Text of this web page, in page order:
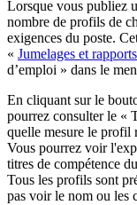
Lorsque vous publiez
nombre de profils de
exigences du poste.
« Jumelages et rapports
d’emploi » dans le
En cliquant sur le
pourrez consulter le «
quelle mesure le profil
Vous pourrez voir
titres de compétence
Tous les profils sont
pas voir le nom ou les